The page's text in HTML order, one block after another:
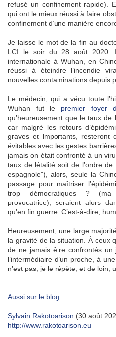
refusé un confinement rapide).
qui ont le mieux réussi à faire
confinement d’une manière
Je laisse le mot de la fin au
LCI le soir du 28 août 2020.
internationale à Wuhan, en
réussi à éteindre l’incendie
nouvelles contaminations depuis
Le médecin, qui a vécu toute
Wuhan fut le premier foyer
qu’heureusement que le taux de
car malgré les retours
graves et importants, resteront
évitables avec les gestes
jamais on était confronté à un
taux de létalité soit de l’ordre
espagnole"), alors, seule la
passage pour maîtriser
trop démocratiques ? (ma
provocatrice), seraient alors
qu’en fin guerre. C’est-à-dire,
Heureusement, une large
la gravité de la situation. À ceux
de ne jamais être confrontés un
l’intermédiaire d’un proche, à
n’est pas, je le répète, et de loin,
Aussi sur le blog.
Sylvain Rakotoarison (30 août
http://www.rakotoarison.eu